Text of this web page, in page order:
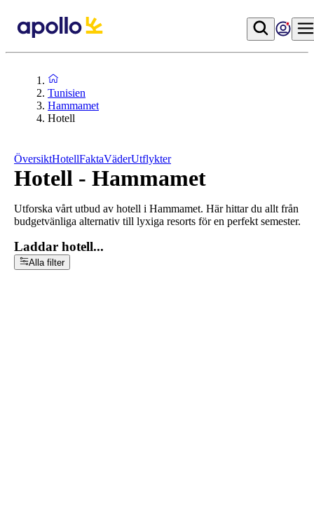
Tunisien
Hammamet
Hotell
ÖversiktHotellFaktaVäderUtflykter
Hotell - Hammamet
Utforska vårt utbud av hotell i Hammamet. Här hittar du allt från
budgetvänliga alternativ till lyxiga resorts för en perfekt semester.
Laddar hotell...
Alla filter